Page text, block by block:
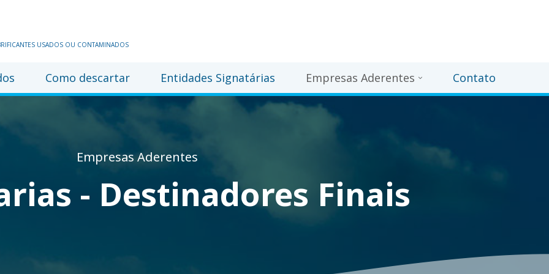
USADOS OU CONTAMINADOS
Como descartar Entidades Signatárias Empresas Aderentes Contato
Empresas Aderentes
- Destinadores Finais